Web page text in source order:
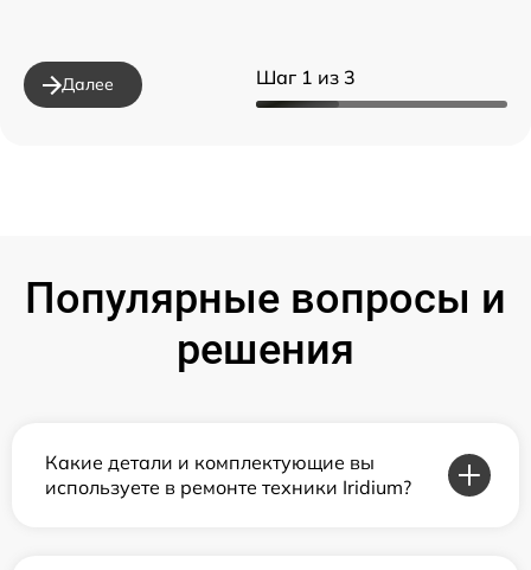
Шаг 1 из 3
Далее
Популярные вопросы и
решения
Какие детали и комплектующие вы
используете в ремонте техники Iridium?